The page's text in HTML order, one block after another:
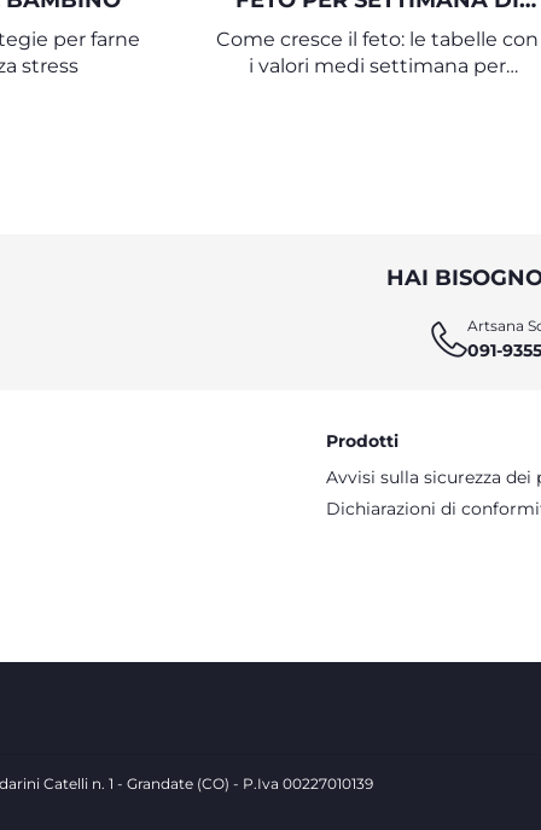
per farne
stress
GRAVIDANZA
Come cresce il feto: le tabelle con
i valori medi settimana per
HAI
Artsana
091-
Prodotti
Avvisi sulla sicurezza
Dichiarazioni di
Catelli n. 1 - Grandate (CO) - P.Iva 00227010139